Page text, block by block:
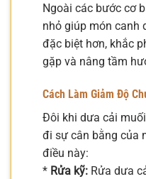
Ngoài các bước cơ
nhỏ giúp món canh
đặc biệt hơn, khắc
gặp và nâng tầm
Cách Làm Giảm Độ
Đôi khi dưa cải
đi sự cân bằng của
điều này:
* Rửa kỹ: Rửa dưa